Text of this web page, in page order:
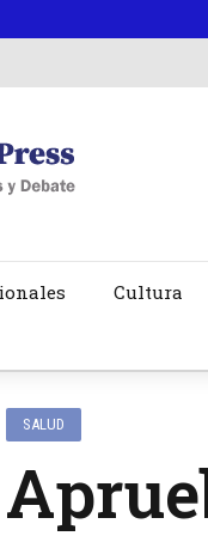
Cultura
SALUD